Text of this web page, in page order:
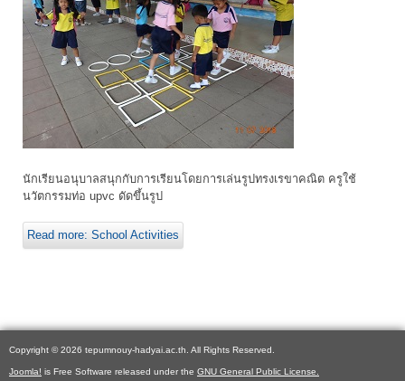
นักเรียนอนุบาลสนุกกับการเรียนโดยการเล่นรูปทรงเรขาคณิต ครูใช้
นวัตกรรมท่อ upvc ดัดขึ้นรูป
Read more: School Activities
Copyright © 2026 tepumnouy-hadyai.ac.th. All Rights Reserved.
Joomla! is Free Software released under the GNU General Public License.